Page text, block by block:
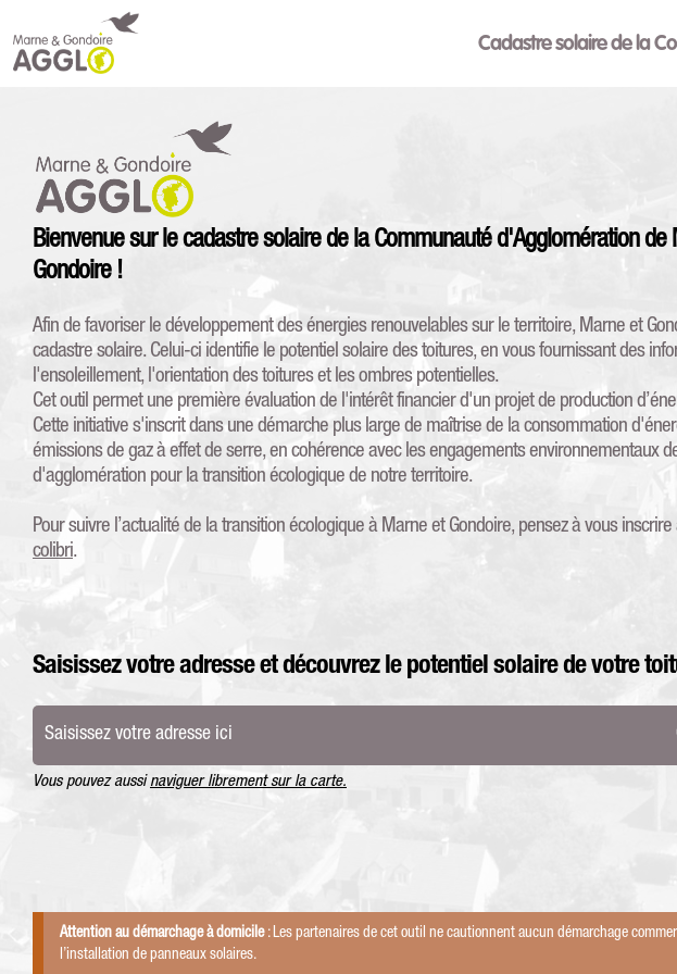
Cadastre solaire de la
Bienvenue sur le cadastre solaire de la Communauté d'Agglomération de
Gondoire !
Afin de favoriser le développement des énergies renouvelables sur le territoire, Marne et
cadastre solaire. Celui-ci identifie le potentiel solaire des toitures, en vous fournissant des
l'ensoleillement, l'orientation des toitures et les ombres potentielles.
Cet outil permet une première évaluation de l'intérêt financier d'un projet de production
Cette initiative s'inscrit dans une démarche plus large de maîtrise de la consommation
émissions de gaz à effet de serre, en cohérence avec les engagements environnementaux
d'agglomération pour la transition écologique de notre territoire.
Pour suivre l’actualité de la transition écologique à Marne et Gondoire, pensez à vous inscrire
colibri.
Saisissez votre adresse et découvrez le potentiel solaire de votre
votre
adresse
ici
Vous pouvez aussi naviguer librement sur la carte.
Attention au démarchage à domicile: Les partenaires de cet outil ne cautionnent aucun démarchage
l’installation de panneaux solaires.